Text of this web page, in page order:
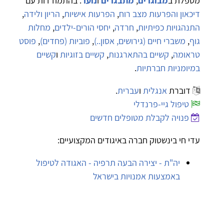
דיכאון והפרעות מצב רוח, הפרעות אישיות, הריון ולידה,
התנהגויות כפיתיות, חרדה, יחסי הורים-ילדים, מחלות
גוף, משברי חיים (גירושים, אסון..), פוביות (פחדים), פוסט
טראומה, קשיים בהתארגנות, קשיים בזוגיות וקשיים
במיומניות חברתיות.
דוברתאנגלית ועברית.
טיפול גיי-פרנדלי
פנויה לקבלת מטופלים חדשים
עדי חי בינשטוק חברה באיגודים המקצועיים:
יה"ת - יצירה הבעה תרפיה - האגודה לטיפול
באמצעות אמנויות בישראל